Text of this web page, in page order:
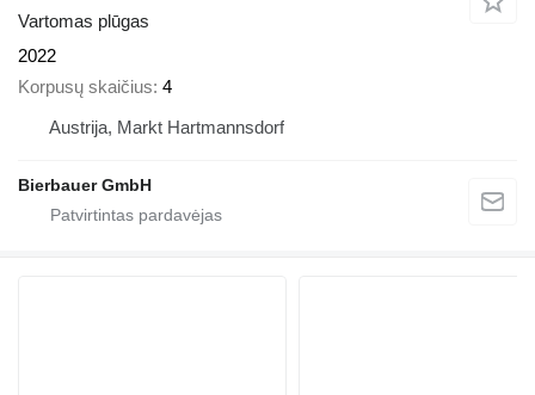
Vartomas plūgas
2022
Korpusų skaičius 4
Austrija, Markt Hartmannsdorf
Bierbauer GmbH